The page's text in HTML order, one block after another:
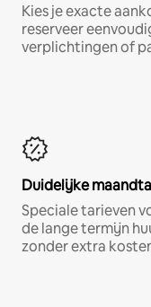
Kies je exacte
reserveer
verplichtingen of
Duidelijke
Speciale tarieven
de lange termijn
zonder extra